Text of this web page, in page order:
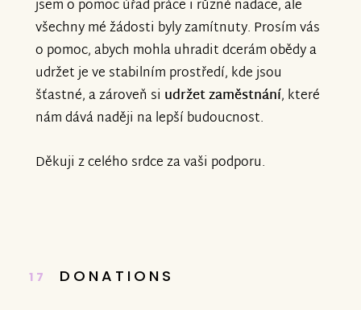
jsem o pomoc úřad práce i různé nadace, ale
všechny mé žádosti byly zamítnuty. Prosím vás
o pomoc, abych mohla uhradit dcerám obědy a
udržet je ve stabilním prostředí, kde jsou
šťastné, a zároveň si udržet zaměstnání, které
nám dává naději na lepší budoucnost.
Děkuji z celého srdce za vaši podporu.
17 DONATIONS